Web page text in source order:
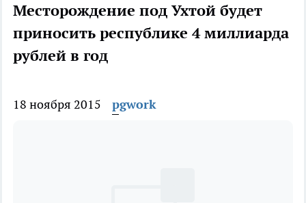
Месторождение под Ухтой будет
приносить республике 4 миллиарда
рублей в год
18 ноября 2015 pgwork